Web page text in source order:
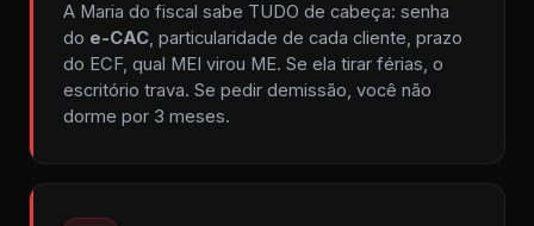
A Maria do fiscal sabe TUDO de cabeça: senha
do e-CAC, particularidade de cada cliente, prazo
do ECF, qual MEI virou ME. Se ela tirar férias, o
escritório trava. Se pedir demissão, você não
dorme por 3 meses.